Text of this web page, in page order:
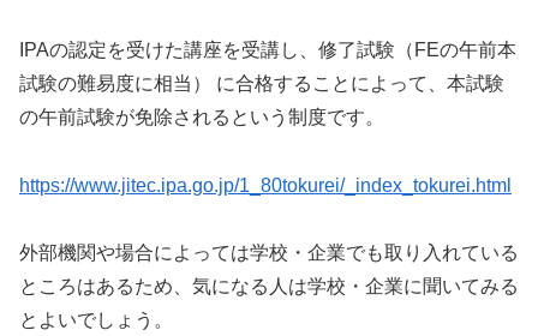
IPAの認定を受けた講座を受講し、修了試験（FEの午前本
試験の難易度に相当） に合格することによって、本試験
の午前試験が免除されるという制度です。
https://www.jitec.ipa.go.jp/1_80tokurei/_index_tokurei.html
外部機関や場合によっては学校・企業でも取り入れている
ところはあるため、気になる人は学校・企業に聞いてみる
とよいでしょう。